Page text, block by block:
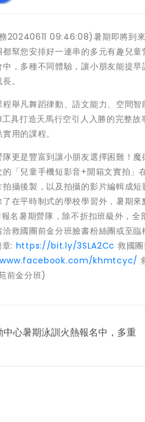
20240611 09:46:08)暑期即將到
幫您安排好一連串的多元有趣兒
，多種不同體驗，讓小朋友能提
。
舉凡舞蹈律動、語文能力、空間
具打造天馬行空引人入勝的完整
用的課程。
更是豐富到讓小朋友選擇困難！
「兒童手機短影音+開箱文實拍」
拍攝後製，以及拍攝的影片編輯成
在平時制式的學校學習外，暑期
名暑期營隊，除不折扣班級外，全
洽救國團前金分班臉書粉絲團或至
: https://bit.ly/3SLA2Cc 救國
khmtcyc/
前金分班)
中心暑期泳訓火熱報名中，多重